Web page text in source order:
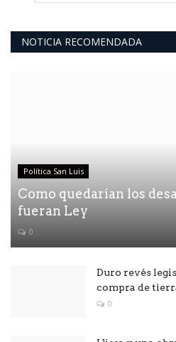
NOTICIA RECOMENDADA
Política San Luis
Como quedarían los
fueran Ley
0
Duro revés
compra de
0